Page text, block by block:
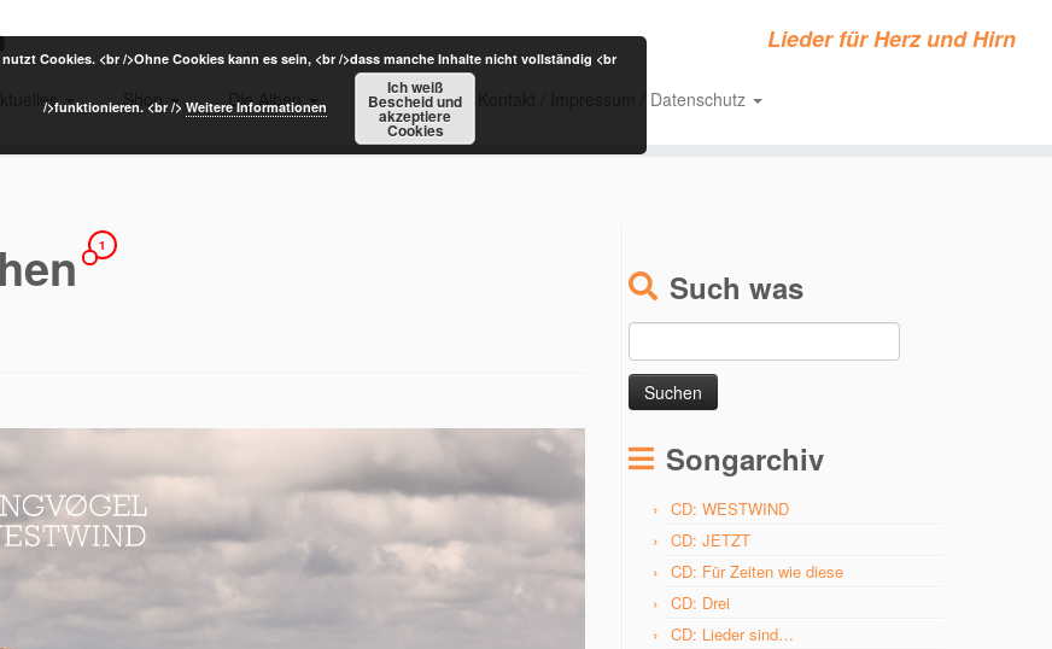
Lieder für Herz und Hirn
Aktuelles Shop Die Alben Termine Kontakt / Impressum / Datenschutz
1
Such was
nach:
Songarchiv
CD: WESTWIND
CD: JETZT
CD: Für Zeiten wie diese
CD: Drei
CD: Lieder sind…
nutzt Cookies. <br />Ohne Cookies kann es sein, <br />dass manche Inhalte nicht vollständig <br
/>funktionieren. <br /> Weitere Informationen
Ich weiß
Bescheid und
akzeptiere
Cookies